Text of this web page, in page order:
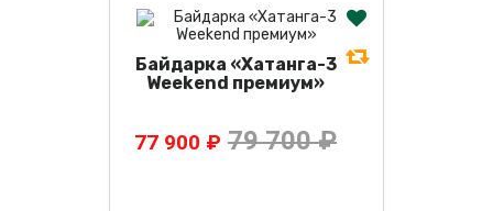
Байдарка «Хатанга-3
Weekend премиум»
77 900 ₽ 79 700 ₽